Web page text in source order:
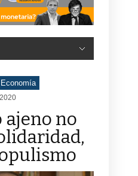
Economía
ajeno no